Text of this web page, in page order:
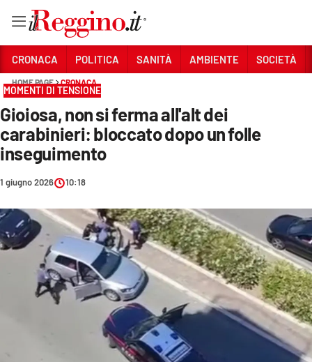
Sezioni
CRONACA
POLITICA
SANITÀ
AMBIENTE
SOCIETÀ
CULTURA
ECONOMIA E LAVORO
CRONACA POLITICA SANITÀ AMBIENTE SOCIETÀ
HOME PAGE CRONACA
MOMENTI DI TENSIONE
Gioiosa, non si ferma all'alt dei
carabinieri: bloccato dopo un folle
inseguimento
1 giugno 2026 10:18